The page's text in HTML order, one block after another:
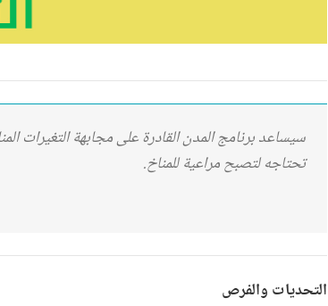
سيساعد برنامج المدن القادرة على مجابهة التغيرات
تحتاجه لتصبح مراعية للمناخ.
التحديات والفرص